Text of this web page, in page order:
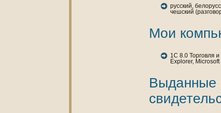
русский,
чешский
Мои
1C 8.0 Торговля
Explorer,
Выданные